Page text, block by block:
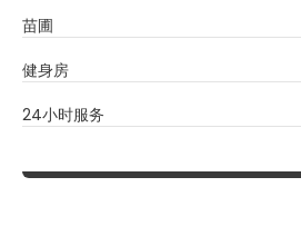
苗圃
健身房
24小时服务